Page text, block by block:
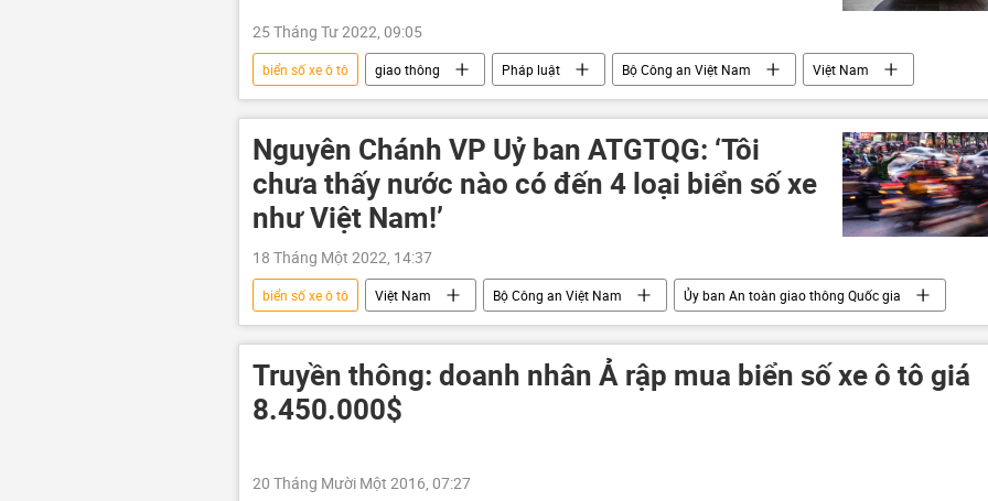
25 Tháng Tư 2022, 09:05
biển số xe ô tô giao thông Pháp luật Bộ Công an Việt Nam Việt Nam
Nguyên Chánh VP Uỷ ban ATGTQG: ‘Tôi
chưa thấy nước nào có đến 4 loại biển số xe
như Việt Nam!’
18 Tháng Một 2022, 14:37
biển số xe ô tô Việt Nam Bộ Công an Việt Nam Ủy ban An toàn giao thông Quốc gia
Truyền thông: doanh nhân Ả rập mua biển số xe ô tô giá
8.450.000$
20 Tháng Mười Một 2016, 07:27